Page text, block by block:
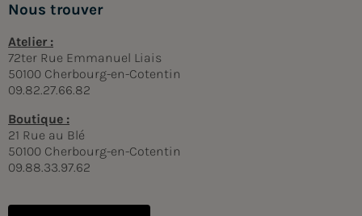
Nous trouver
Atelier :
72ter Rue Emmanuel Liais
50100 Cherbourg-en-Cotentin
09.82.27.66.82
Boutique :
21 Rue au Blé
50100 Cherbourg-en-Cotentin
09.88.33.97.62